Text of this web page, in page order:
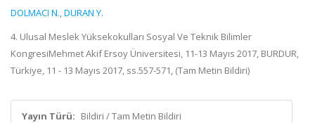
DOLMACI N.,DURAN Y.
4. Ulusal Meslek Yüksekokulları Sosyal Ve Teknik Bilimler
KongresiMehmet Akif Ersoy Üniversitesi, 11-13 Mayıs 2017, BURDUR,
Türkiye, 11 - 13 Mayıs 2017, ss.557-571, (Tam Metin Bildiri)
Yayın Türü: Bildiri / Tam Metin Bildiri